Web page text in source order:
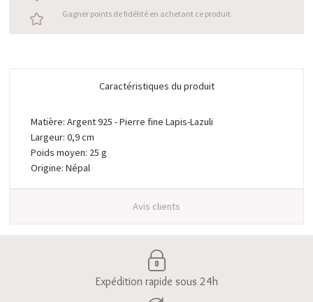
Gagner points de fidélité en achetant ce produit
Caractéristiques du produit
Matière: Argent 925 - Pierre fine Lapis-Lazuli
Largeur: 0,9 cm
Poids moyen: 25 g
Origine: Népal
Avis clients
Expédition rapide sous 24h